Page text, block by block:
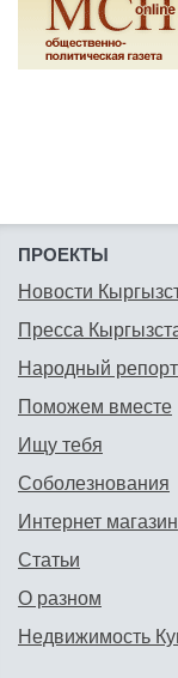
ПРОЕКТЫ
Новости
Пресса
Народный
Поможем вместе
Ищу тебя
Соболезнования
Интернет магазин
Статьи
О разном
Недвижимость